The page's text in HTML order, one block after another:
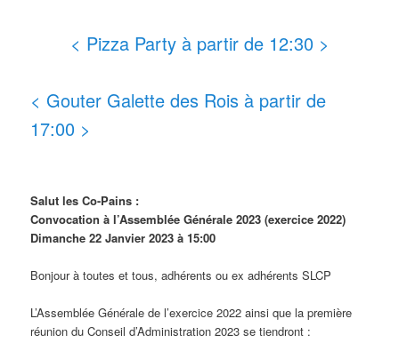
< Pizza Party à partir de 12:30 >
< Gouter Galette des Rois à partir de
17:00 >
Salut les Co-Pains :
Convocation à l’Assemblée Générale 2023 (exercice 2022)
Dimanche 22 Janvier 2023 à 15:00
Bonjour à toutes et tous, adhérents ou ex adhérents SLCP
L’Assemblée Générale de l’exercice 2022 ainsi que la première
réunion du Conseil d’Administration 2023 se tiendront :